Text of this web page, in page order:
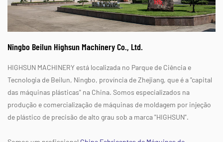
Ningbo Beilun Highsun Machinery Co., Ltd.
HIGHSUN MACHINERY está localizada no Parque de Ciência e
Tecnologia de Beilun, Ningbo, província de Zhejiang, que é a "capital
das máquinas plásticas" na China. Somos especializados na
produção e comercialização de máquinas de moldagem por injeção
de plástico de precisão de alto grau sob a marca "HIGHSUN".